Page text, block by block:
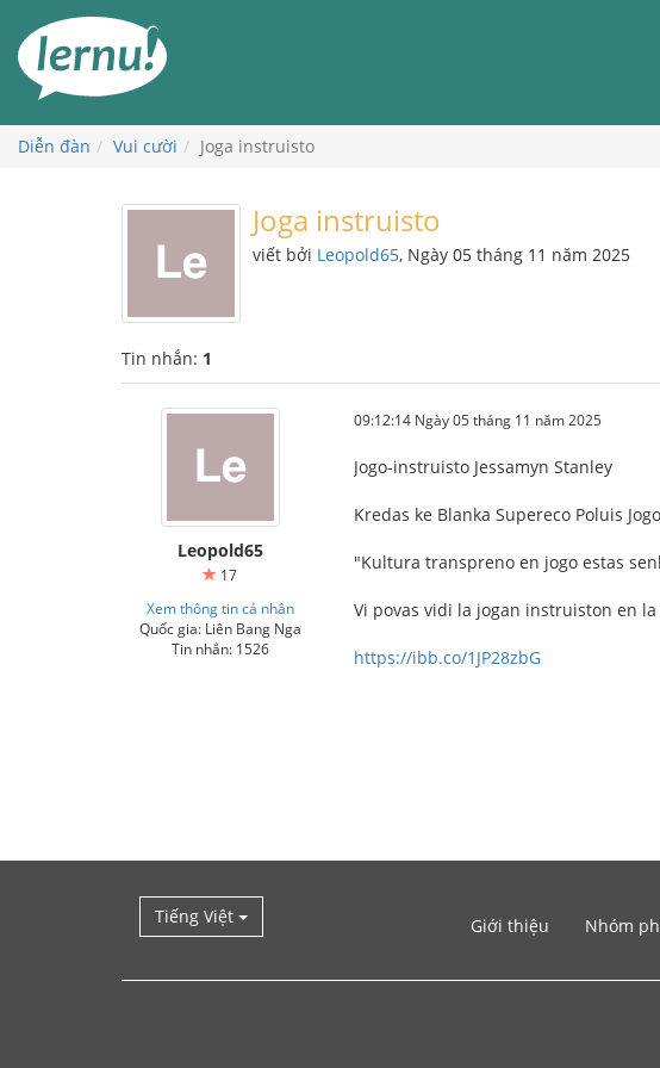
đến
phần
dung
Diễn đàn Vui cười Joga instruisto
Joga instruisto
viết bởi Leopold65, Ngày 05 tháng 11 năm 2025
Tin nhắn: 1
Leopold65
17
Xem thông tin cá nhân
Quốc gia: Liên Bang Nga
Tin nhắn: 1526
09:12:14 Ngày 05 tháng 11 năm 2025
Jogo-instruisto Jessamyn Stanley
Kredas ke Blanka Supereco Poluis
"Kultura transpreno en jogo estas
Vi povas vidi la jogan instruiston en
https://ibb.co/1JP28zbG
Tiếng Việt Giới thiệu Nhóm